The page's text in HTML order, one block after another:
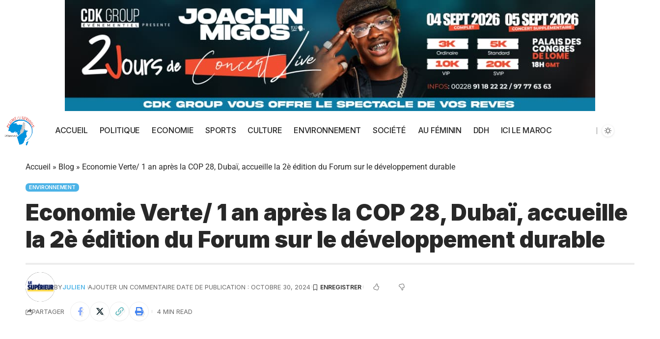
ACCUEIL POLITIQUE ECONOMIE SPORTS CULTURE ENVIRONNEMENT SOCIÉTÉ AU FÉMININ DDH ICI LE MAROC
Accueil » Blog » Economie Verte/ 1 an après la COP 28, Dubaï, accueille la 2è édition du Forum sur le développement durable
ENVIRONNEMENT
Economie Verte/ 1 an après la COP 28, Dubaï, accueille
la 2è édition du Forum sur le développement durable
BYJULIEN AJOUTER UN COMMENTAIRE DATE DE PUBLICATION : OCTOBRE 30, 2024
PARTAGER 4 MIN READ